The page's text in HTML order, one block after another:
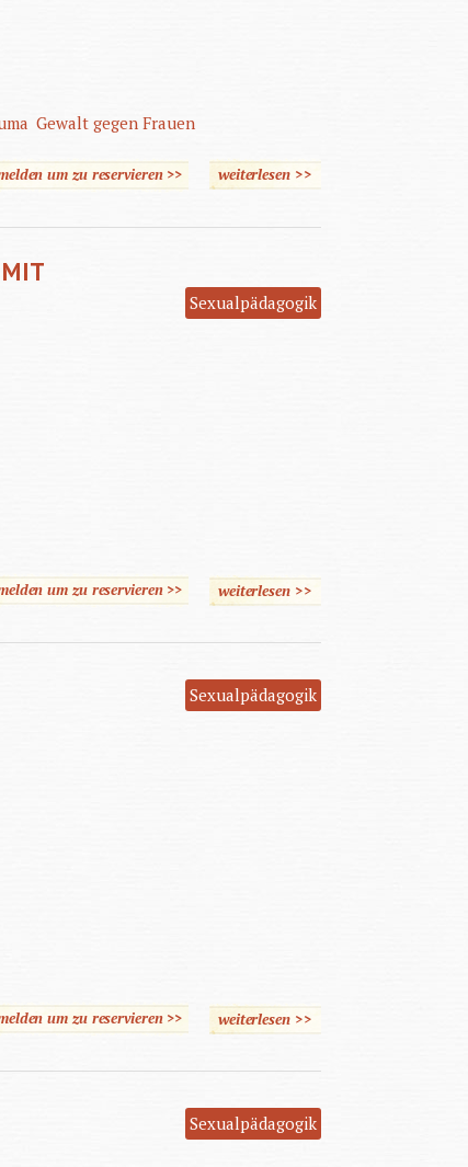
Gewalt gegen Frauen
um zu reservieren >> weiterlesen über Sexuelle Übergriffe
>>
Sexualpädagogik
um zu reservieren >> weiterlesen>>
Sexualpädagogik
um zu reservieren >> weiterlesen über Mein Körper gehört
>>
Sexualpädagogik